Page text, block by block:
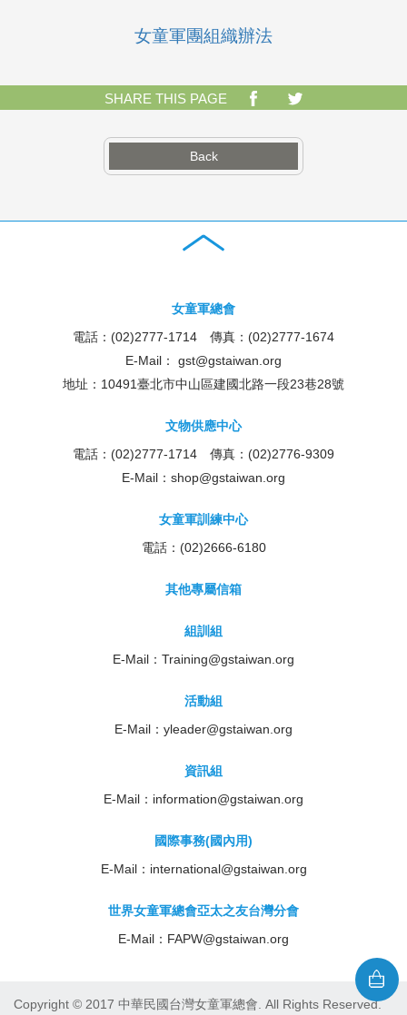
女童軍團組織辦法
SHARE THIS PAGE
Back
女童軍總會
電話：(02)2777-1714 傳真：(02)2777-1674
E-Mail： gst@gstaiwan.org
地址：10491臺北市中山區建國北路一段23巷28號
文物供應中心
電話：(02)2777-1714 傳真：(02)2776-9309
E-Mail： shop@gstaiwan.org
女童軍訓練中心
電話：(02)2666-6180
其他專屬信箱
組訓組
E-Mail： Training@gstaiwan.org
活動組
E-Mail： yleader@gstaiwan.org
資訊組
E-Mail： information@gstaiwan.org
國際事務(國內用)
E-Mail： international@gstaiwan.org
世界女童軍總會亞太之友台灣分會
E-Mail： FAPW@gstaiwan.org
Copyright © 2017 中華民國台灣女童軍總會. All Rights Reserved.